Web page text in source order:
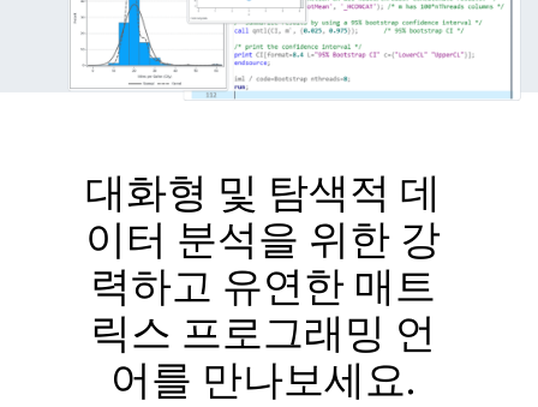
대화형 및 탐색적 데
이터 분석을 위한 강
력하고 유연한 매트
릭스 프로그래밍 언
어를 만나보세요.